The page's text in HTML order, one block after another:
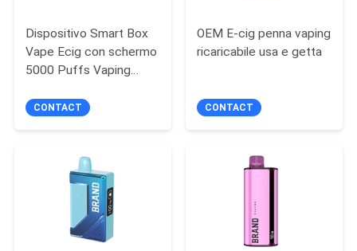
CITAZIONE
MAPPA
DEL
PRIVACY
POLICY
Dispositivo Smart Box
Vape Ecig con schermo
5000 Puffs Vaping
CONTACT
OEM E-cig penna vaping
ricaricabile usa e getta
CONTACT